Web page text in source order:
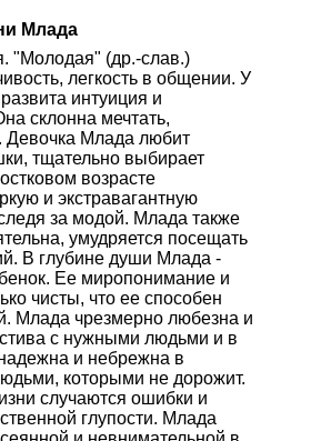
Млада
"Молодая" (др.-слав.)
легкость в общении. У
интуиция и
склонна мечтать,
Девочка Млада любит
тщательно выбирает
возрасте
и экстравагантную
за модой. Млада также
умудряется посещать
В глубине души Млада -
Ее миропонимание и
чисты, что ее способен
Млада чрезмерно любезна и
с нужными людьми и в
и небрежна в
которыми не дорожит.
случаются ошибки и
глупости. Млада